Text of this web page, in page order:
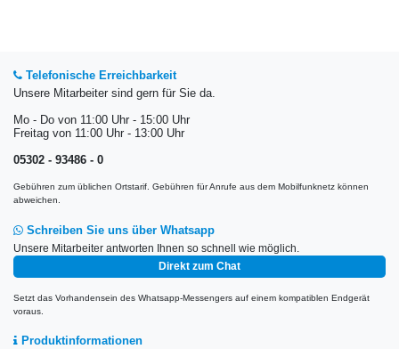
Telefonische Erreichbarkeit
Unsere Mitarbeiter sind gern für Sie da.
Mo - Do von 11:00 Uhr - 15:00 Uhr
Freitag von 11:00 Uhr - 13:00 Uhr
05302 - 93486 - 0
Gebühren zum üblichen Ortstarif. Gebühren für Anrufe aus dem Mobilfunknetz können
abweichen.
Schreiben Sie uns über Whatsapp
Unsere Mitarbeiter antworten Ihnen so schnell wie möglich.
Direkt zum Chat
Setzt das Vorhandensein des Whatsapp-Messengers auf einem kompatiblen Endgerät
voraus.
Produktinformationen